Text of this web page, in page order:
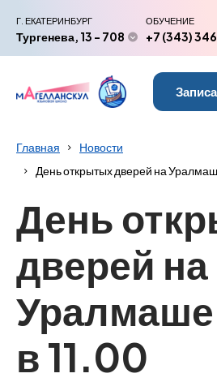
Г. ЕКАТЕРИНБУРГ
Тургенева, 13 - 708
ОБУЧЕНИЕ
+7 (343)
Главная
Новости
День открытых дверей на
День
дверей на
Уралмаше
в 11.00